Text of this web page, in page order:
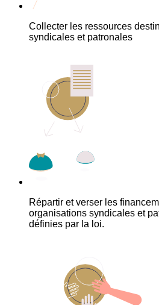
Collecter les ressources
syndicales et patronales
Répartir et verser les
organisations syndicales et
définies par la loi.